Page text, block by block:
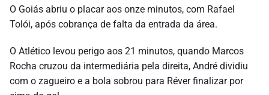
O Goiás abriu o placar aos onze minutos, com Rafael
Tolói, após cobrança de falta da entrada da área.
O Atlético levou perigo aos 21 minutos, quando Marcos
Rocha cruzou da intermediária pela direita, André dividiu
com o zagueiro e a bola sobrou para Réver finalizar por